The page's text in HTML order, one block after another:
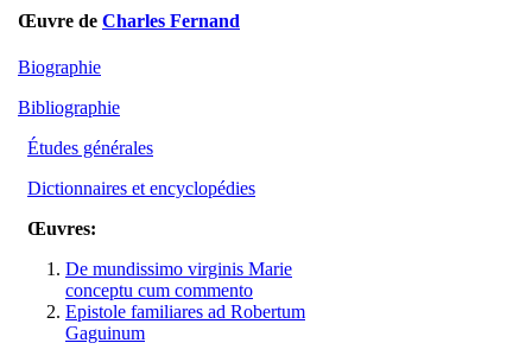
Œuvre de Charles Fernand
Biographie
Bibliographie
Études générales
Dictionnaires et encyclopédies
Œuvres:
De mundissimo virginis Marie
conceptu cum commento
Epistole familiares ad Robertum
Gaguinum